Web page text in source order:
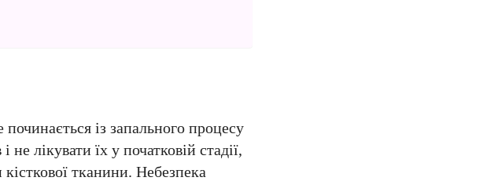
із запального процесу
лікувати їх у початковій стадії,
тканини. Небезпека